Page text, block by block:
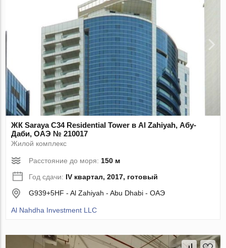
ЖК Saraya C34 Residential Tower в Al Zahiyah, Абу-
Даби, ОАЭ № 210017
Жилой комплекс
Расстояние до моря: 150 м
Год сдачи: IV квартал, 2017, готовый
G939+5HF - Al Zahiyah - Abu Dhabi - ОАЭ
Al Nahdha Investment LLC